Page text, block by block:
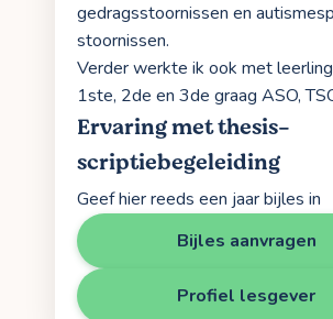
gedragsstoornissen en
stoornissen.
Verder werkte ik ook met
1ste, 2de en 3de graag ASO,
Ervaring met thesis-
scriptiebegeleiding
Geef hier reeds een jaar bijles in
Bijles aanvragen
Profiel lesgever